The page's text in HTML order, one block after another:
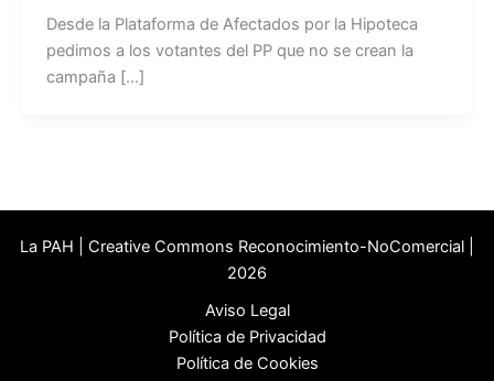
Desde la Plataforma de Afectados por la Hipoteca
pedimos a los votantes del PP que no se crean la
campaña […]
La PAH | Creative Commons Reconocimiento-NoComercial |
2026
Aviso Legal
Política de Privacidad
Política de Cookies